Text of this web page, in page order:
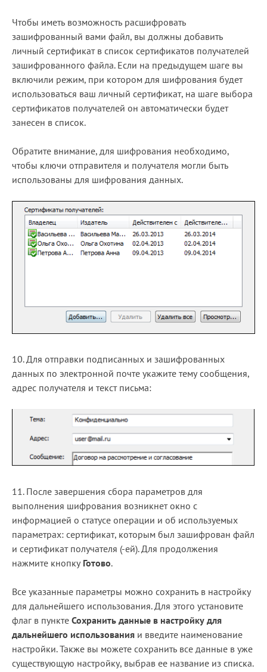
Чтобы иметь возможность расшифровать
зашифрованный вами файл, вы должны добавить
личный сертификат в список сертификатов получателей
зашифрованного файла. Если на предыдущем шаге вы
включили режим, при котором для шифрования будет
использоваться ваш личный сертификат, на шаге выбора
сертификатов получателей он автоматически будет
занесен в список.
Обратите внимание, для шифрования необходимо,
чтобы ключи отправителя и получателя могли быть
использованы для шифрования данных.
10. Для отправки подписанных и зашифрованных
данных по электронной почте укажите тему сообщения,
адрес получателя и текст письма:
11. После завершения сбора параметров для
выполнения шифрования возникнет окно с
информацией о статусе операции и об используемых
параметрах: сертификат, которым был зашифрован файл
и сертификат получателя (-ей). Для продолжения
нажмите кнопку Готово.
Все указанные параметры можно сохранить в настройку
для дальнейшего использования. Для этого установите
флаг в пункте Сохранить данные в настройку для
дальнейшего использования и введите наименование
настройки. Также вы можете сохранить все данные в уже
существующую настройку, выбрав ее название из списка.